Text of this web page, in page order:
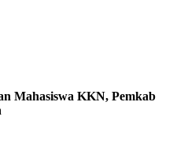
Mahasiswa KKN, Pemkab